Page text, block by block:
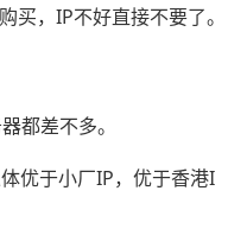
买，IP不好直接不要了。
都差不多。
优于小厂IP，优于香港I